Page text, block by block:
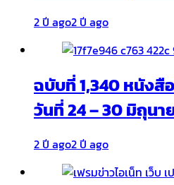
2 ปี ago2 ปี ago
ฉบับที่ 1,340 หนัง
วันที่ 24 – 30 มิถุนา
2 ปี ago2 ปี ago